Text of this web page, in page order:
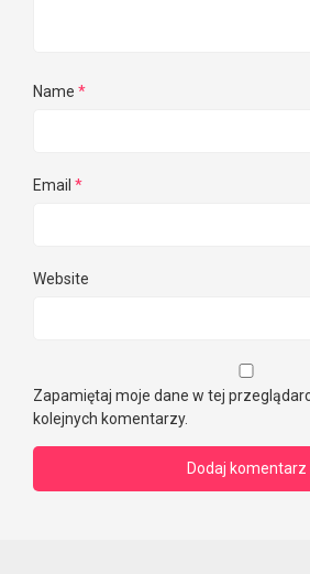
Name *
Email *
Website
Zapamiętaj moje dane w tej
kolejnych komentarzy.